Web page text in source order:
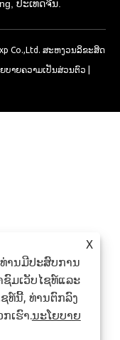
ປະ​ເທດ​ຈີນ​.
Co.,Ltd. ສະຫງວນລິຂະສິດ
ບາຍຄວາມເປັນສ່ວນຕົວ
X
ານມີປະສົບການ
ມເວັບໄຊທ໌ແລະ
ທ໌ນີ້, ທ່ານຕົກລົງ
ເຮົາ.ນະໂຍບາຍ